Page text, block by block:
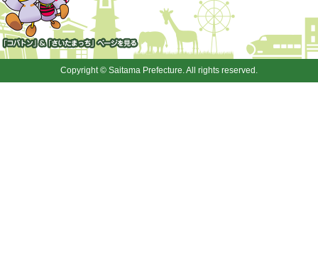
「コバトン」&「さいたまっ
Copyright © Saitama Prefecture. All rights reserved.